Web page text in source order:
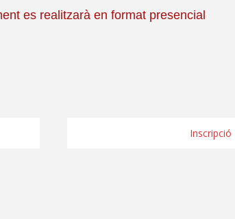
es realitzarà en format presencial
Inscripció